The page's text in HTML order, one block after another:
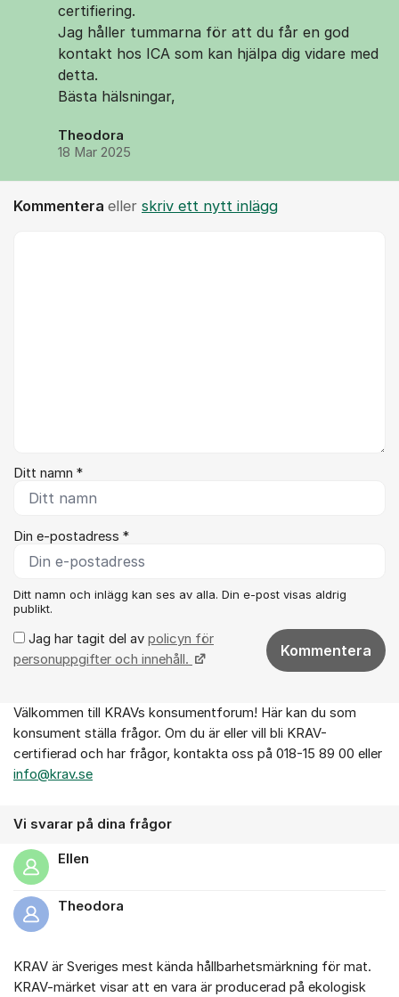
certifiering.
Jag håller tummarna för att du får en god
kontakt hos ICA som kan hjälpa dig vidare med
detta.
Bästa hälsningar,
Theodora
18 Mar 2025
Kommentera eller skriv ett nytt inlägg
Ditt namn *
Din e-postadress *
Ditt namn och inlägg kan ses av alla. Din e-post visas aldrig
publikt.
Jag har tagit del av policyn för
personuppgifter och innehåll.
Kommentera
Om forumet
Välkommen till KRAVs konsumentforum! Här kan du som
konsument ställa frågor. Om du är eller vill bli KRAV-
certifierad och har frågor, kontakta oss på 018-15 89 00 eller
info@krav.se
Vi svarar på dina frågor
Ellen
Theodora
KRAV är Sveriges mest kända hållbarhetsmärkning för mat.
KRAV-märket visar att en vara är producerad på ekologisk